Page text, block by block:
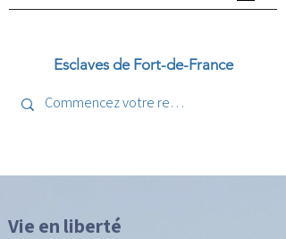
Esclaves de Fort-de-France
Vie en liberté